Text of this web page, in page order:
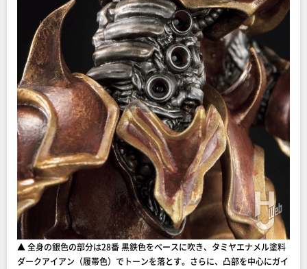
▲ 全身の銀色の部分は28番 黒鉄色をベースに吹き、タミヤエナメル塗料
ダークアイアン（履帯色）でトーンを落とす。さらに、凸部を中心にガイ